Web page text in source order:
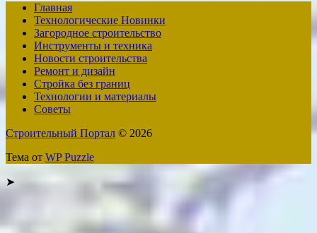
Главная
Технологические Новинки
Загородное строительство
Инструменты и техника
Новости строительства
Ремонт и дизайн
Стройка без границ
Технологии и материалы
Советы
Строительный Портал © 2026
Тема от WP Puzzle
➤